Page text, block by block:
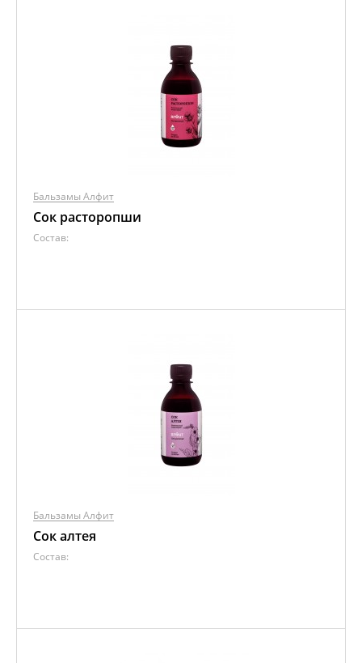
Бальзамы Алфит
Сок расторопши
Состав:
Бальзамы Алфит
Сок алтея
Состав: